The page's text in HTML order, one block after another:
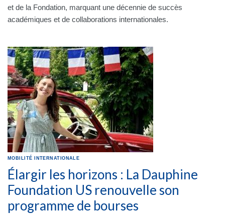
et de la Fondation, marquant une décennie de succès
académiques et de collaborations internationales.
MOBILITÉ INTERNATIONALE
Élargir les horizons : La Dauphine
Foundation US renouvelle son
programme de bourses